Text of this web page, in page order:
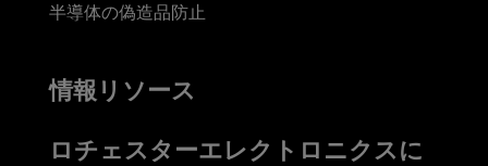
半導体の偽造品防止
情報リソース
ロチェスターエレクトロニクスに